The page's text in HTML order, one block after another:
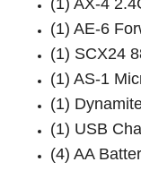
(1) AE-6
(1) SCX24
(1) AS-1
(1)
(1) USB
(4) AA